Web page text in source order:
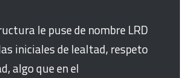
le puse de nombre LRD
iniciales de lealtad, respeto
algo que en el